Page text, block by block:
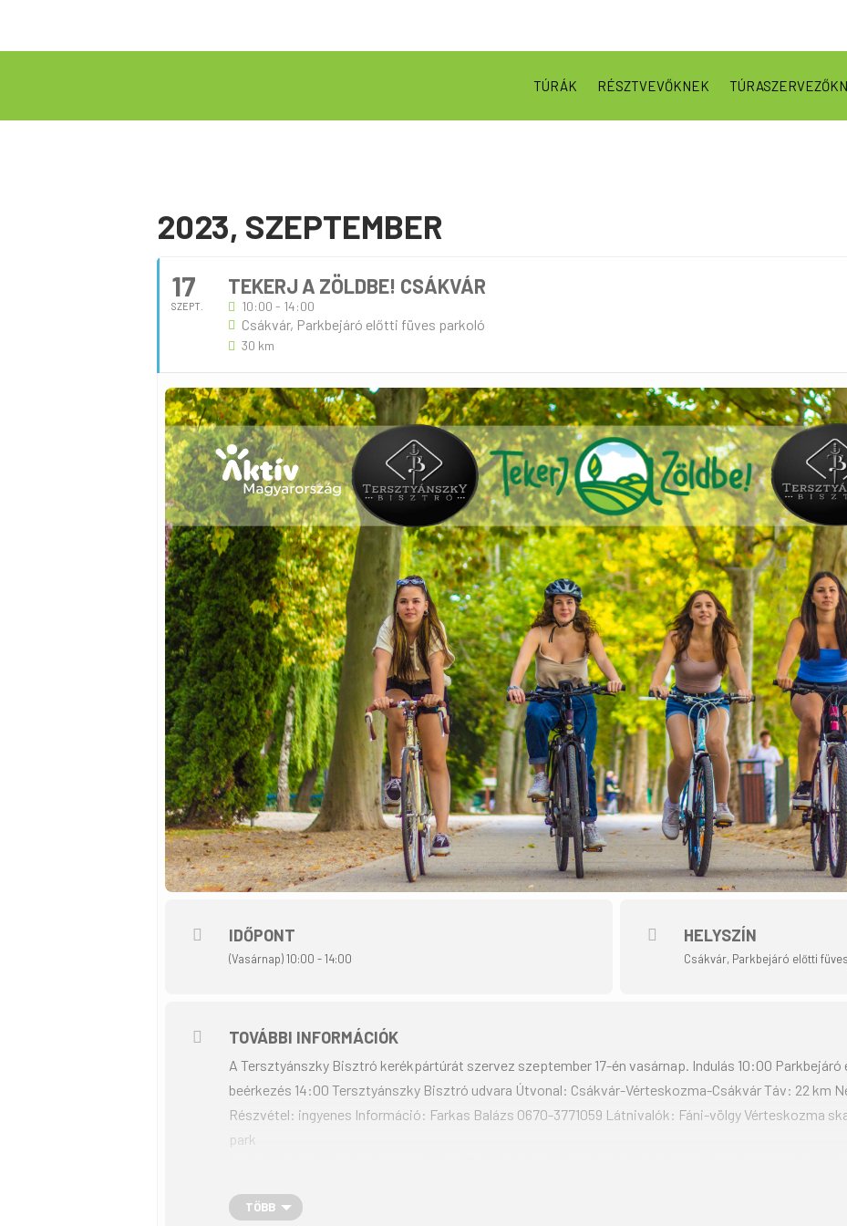
TÚRÁK RÉSZTVEVŐKNEK
2023, SZEPTEMBER
17
SZEPT.
TEKERJ A ZÖLDBE! CSÁKVÁR
10:00 - 14:00
Csákvár, Parkbejáró előtti füves parkoló
30 km
IDŐPONT
(Vasárnap) 10:00 - 14:00
HELYSZÍN
Csákvár, Parkbejáró előtti
TOVÁBBI INFORMÁCIÓK
A Tersztyánszky Bisztró kerékpártúrát szervez szeptember 17-én vasárnap. Indulás 10:00
beérkezés 14:00 Tersztyánszky Bisztró udvara Útvonal: Csákvár-Vérteskozma-Csákvár Táv: 22 km
Részvétel: ingyenes Információ: Farkas Balázs 0670-3771059 Látnivalók: Fáni-völgy Vérteskozma
park
mindenki.
TÖBB